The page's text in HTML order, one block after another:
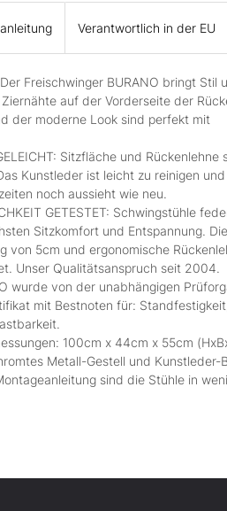
Verantwortlich in der EU
Freischwinger BURANO bringt Stil
auf der Vorderseite der
der moderne Look sind perfekt mit
Sitzfläche und Rückenlehne
Kunstleder ist leicht zu reinigen
noch aussieht wie neu.
GETESTET: Schwingstühle
Sitzkomfort und Entspannung.
von 5cm und ergonomische
Unser Qualitätsanspruch seit 2004.
wurde von der unabhängigen
mit Bestnoten für:
100cm x 44cm x 55cm
Metall-Gestell und Kunstleder-
sind die Stühle in